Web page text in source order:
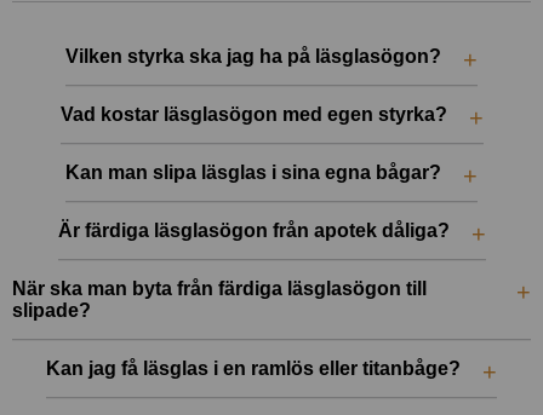
Vilken styrka ska jag ha på läsglasögon?
Vad kostar läsglasögon med egen styrka?
Kan man slipa läsglas i sina egna bågar?
Är färdiga läsglasögon från apotek dåliga?
När ska man byta från färdiga läsglasögon till
slipade?
Kan jag få läsglas i en ramlös eller titanbåge?